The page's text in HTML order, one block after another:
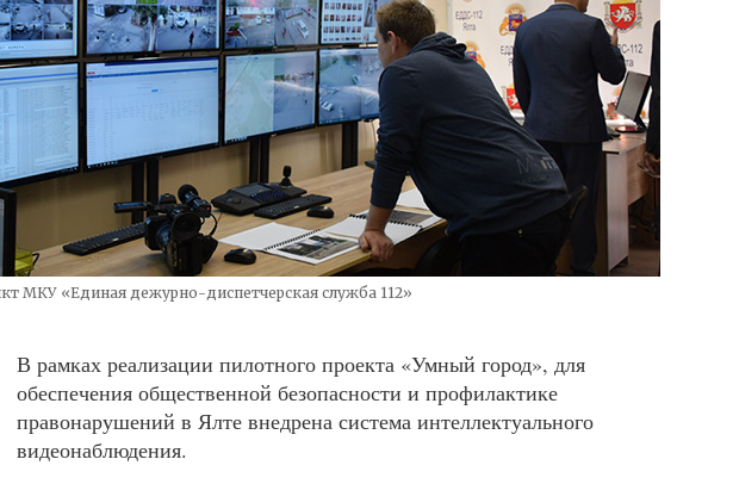
МКУ «Единая дежурно-диспетчерская служба 112»
В рамках реализации пилотного проекта «Умный город», для
обеспечения общественной безопасности и профилактике
правонарушений в Ялте внедрена система интеллектуального
видеонаблюдения.